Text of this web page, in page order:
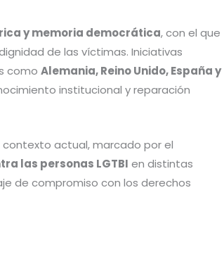
y memoria democrática, con el que
de las víctimas. Iniciativas
comoAlemania, Reino Unido, España y
institucional y reparación
contexto actual, marcado por el
las personas LGTBI en distintas
de compromiso con los derechos